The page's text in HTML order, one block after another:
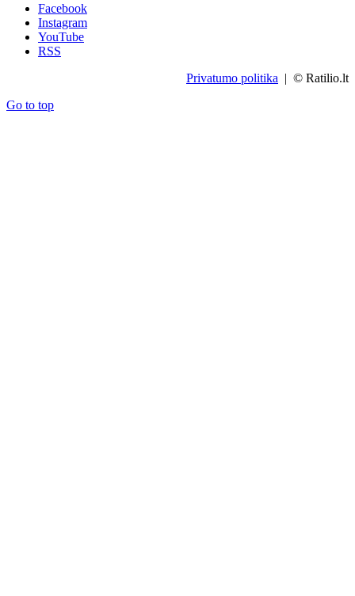
Facebook
Instagram
YouTube
RSS
Privatumo politika | © Ratilio.lt
Go to top